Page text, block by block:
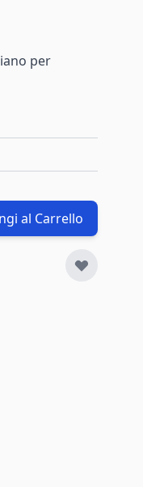
per
al Carrello